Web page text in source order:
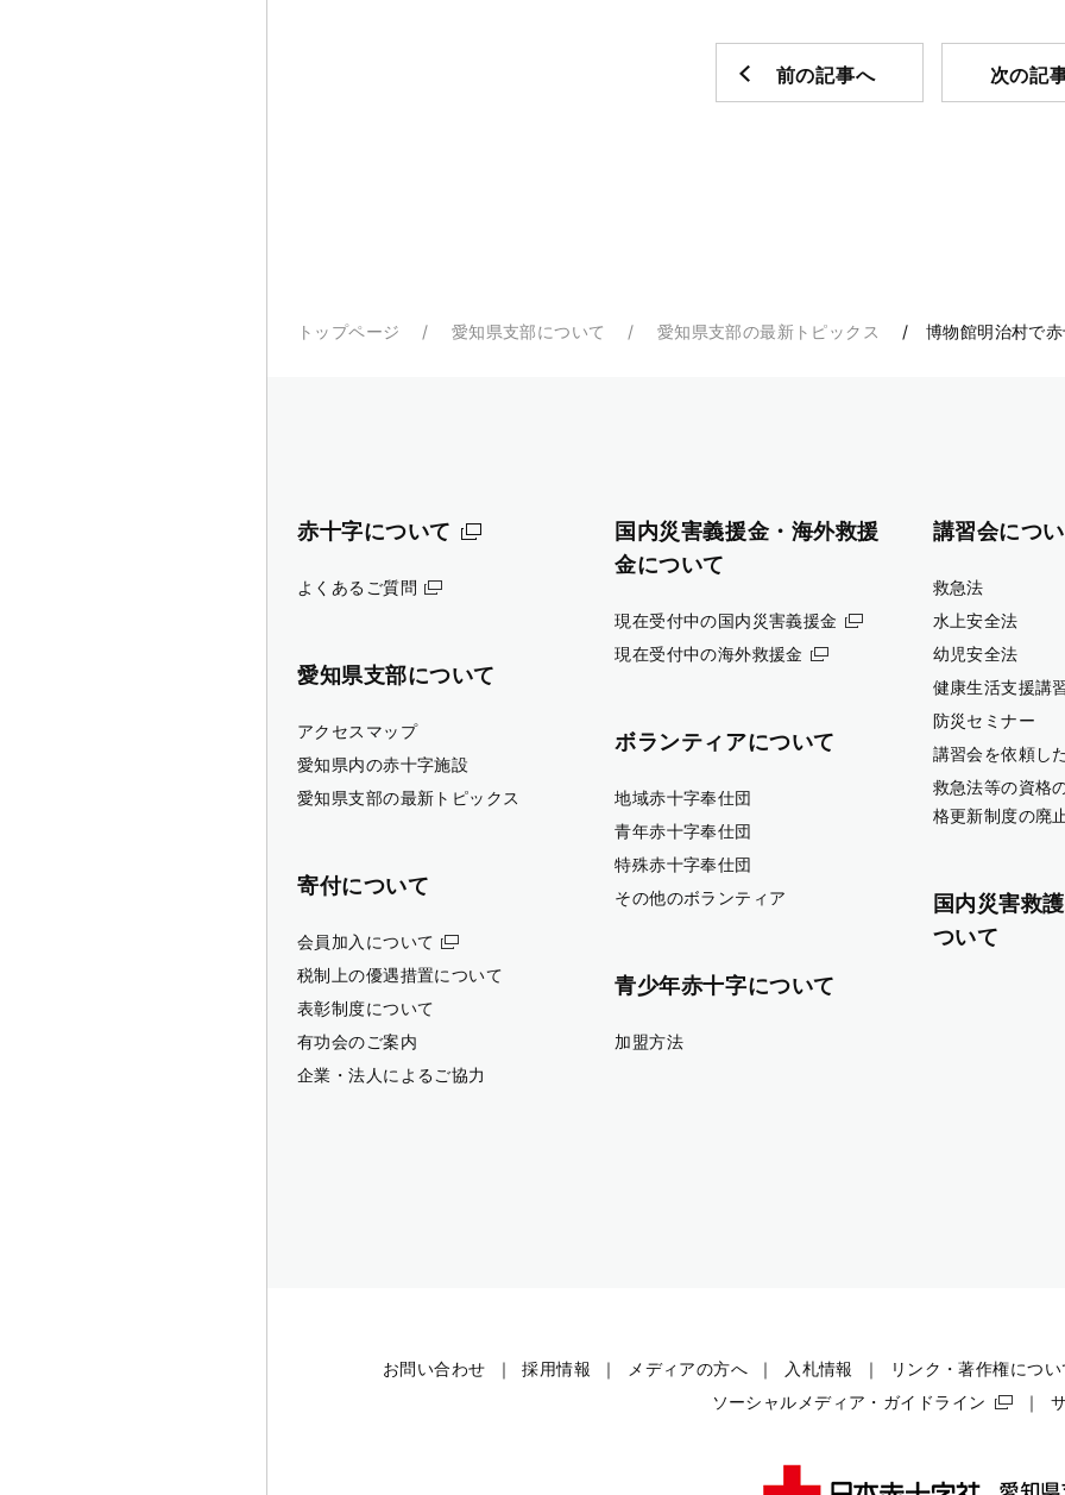
前の記事へ 次の記
トップページ 愛知県支部について 愛知県支部の最新トピックス 博物館明治村で
赤十字について
よくあるご質問
愛知県支部について
アクセスマップ
愛知県内の赤十字施設
愛知県支部の最新トピックス
寄付について
会員加入について
税制上の優遇措置について
表彰制度について
有功会のご案内
企業・法人によるご協力
国内災害義援金・海外救援
金について
現在受付中の国内災害義援金
現在受付中の海外救援金
ボランティアについて
地域赤十字奉仕団
青年赤十字奉仕団
特殊赤十字奉仕団
その他のボランティア
青少年赤十字について
加盟方法
講習会につ
救急法
水上安全法
幼児安全法
健康生活支援講
防災セミナー
講習会を依頼し
救急法等の資格
格更新制度の廃止
国内災害救
ついて
お問い合わせ 採用情報 メディアの方へ 入札情報 リンク・著作権につい
ソーシャルメディア・ガイドライン